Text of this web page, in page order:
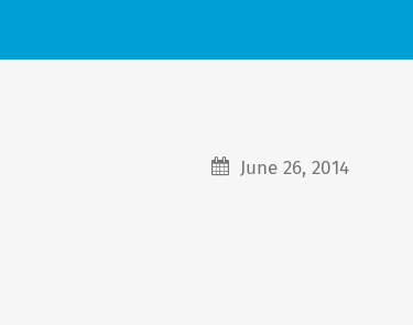
June 26, 2014